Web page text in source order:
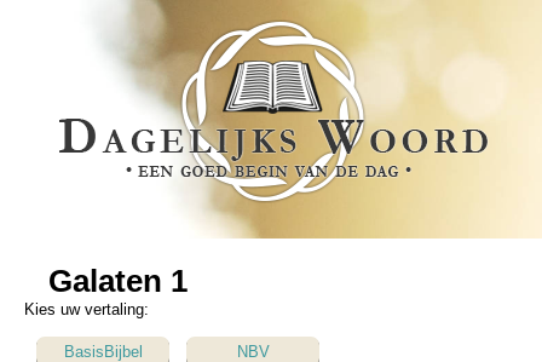
Galaten 1
Kies uw vertaling:
BasisBijbel NBV